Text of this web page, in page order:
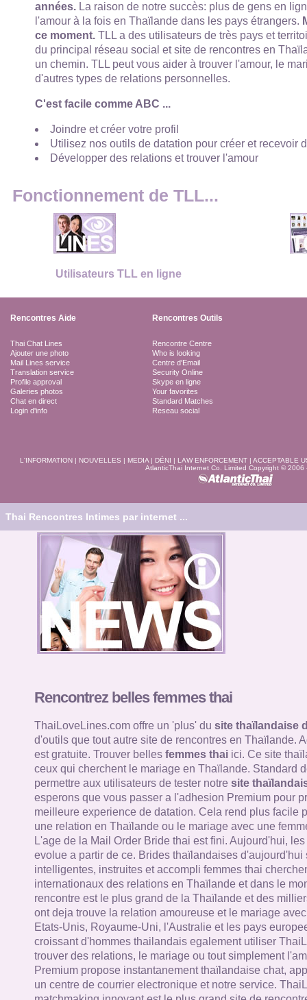
années. La raison de notre succès: plus de gens en
l'amour à la fois en Thaïlande dans les pays étrangers.
ce moment. TLL a des utilisateurs de très pays et
du principal réseau social et site de rencontres en
un chemin. TLL peut vous aider à trouver l'amour, le
d'autres types de relations personnelles.
C'est facile comme ABC ...
Joindre et créer votre profil
Utilisez nos outils de datation pour créer et recevoir
Développer des relations et trouver l'amour
Fonctionnement de TLL...
Utilisateurs TLL en ligne
Rencontres Aide Rencontres Outils
Thai Chat Lines
Ajouter une photo
Mail Lines service
Translation service
Profile approval
Galeries photos
Chat en direct
Login d'info
Rencontre Centre
Who is looking
Centre d'Email
Security Online
Skype en ligne
Your favorites
Standard Matches
Reseau social
L'INFORMATION | NOUVELLES | MEDIA | DÉNI | LAW ENFORCEMENT | ACCEPTABLE
AtlanticThai Internet Co. Limited Copyright © 2006
Thai Rencontres Intimes par internet ...
Rencontrez belles femmes thai
ThaiLoveLines.com offre un 'plus' du site thaïlandaise
d'outils que tout autre site de rencontres en Thaïlande.
est gratuite. Trouver bellesfemmes thaiici. Ce site
ceux qui cherchent le mariage en Thaïlande. Standard
permettre aux utilisateurs de tester notre site
esperons que vous passer a l'adhesion Premium pour
meilleure experience de datation. Cela rend plus facile
une relation en Thaïlande ou le mariage avec une
L'age de la Mail Order Bride thai est fini. Aujourd'hui,
evolue a partir de ce. Brides thaïlandaises d'aujourd'hui
intelligentes, instruites et accompli femmes thai
internationaux des relations en Thaïlande et dans le
rencontre est le plus grand de la Thaïlande et des
ont deja trouve la relation amoureuse et le mariage
Etats-Unis, Royaume-Uni, l'Australie et les pays
croissant d'hommes thailandais egalement utiliser
trouver des relations, le mariage ou tout simplement
Premium propose instantanement thaïlandaise chat,
un centre de courrier electronique et notre service.